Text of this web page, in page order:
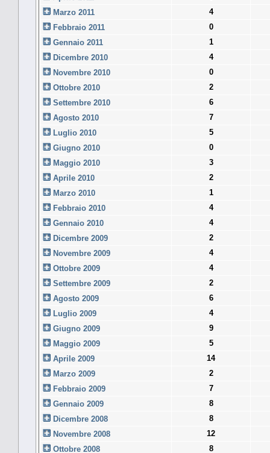
Marzo 2011
4
Febbraio 2011
0
Gennaio 2011
1
Dicembre 2010
4
Novembre 2010
0
Ottobre 2010
2
Settembre 2010
6
Agosto 2010
7
Luglio 2010
5
Giugno 2010
0
Maggio 2010
3
Aprile 2010
2
Marzo 2010
1
Febbraio 2010
4
Gennaio 2010
4
Dicembre 2009
2
Novembre 2009
4
Ottobre 2009
4
Settembre 2009
2
Agosto 2009
6
Luglio 2009
4
Giugno 2009
9
Maggio 2009
5
Aprile 2009
14
Marzo 2009
2
Febbraio 2009
7
Gennaio 2009
8
Dicembre 2008
8
Novembre 2008
12
Ottobre 2008
8